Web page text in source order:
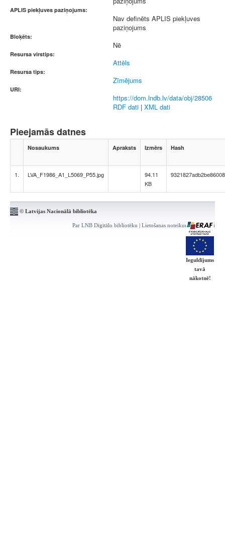
APLIS piekļuves paziņojums:
Nav definēts APLIS piekļuves
paziņojums
Bloķēts:
Nē
Resursa virstips:
Attēls
Resursa tips:
Zīmējums
URI:
https://dom.lndb.lv/data/obj/28506
RDF dati | XML dati
Pieejamās datnes
Nosaukums Apraksts Izmērs Hash
1. LVA_F1986_A1_L5069_P55.jpg
94.11
KB
© Latvijas Nacionālā bibliotēka
Par LNB Digitālo bibliotēku | Lietošanas noteikumi | Kontakti
Ieguldījums
tavā
nākotnē!